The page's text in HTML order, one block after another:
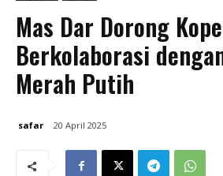
Mas Dar Dorong
Berkolaborasi
Merah Putih
safar 20 April 2025